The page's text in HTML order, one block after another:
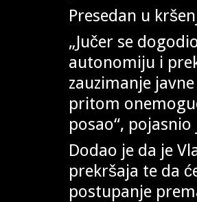
Presedan u
„Jučer se
autonomiju i
zauzimanje
pritom
posao“,
Dodao je da je
prekršaja te da
postupanje